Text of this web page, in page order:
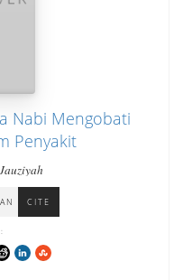
Nabi Mengobati
Penyakit
CITE